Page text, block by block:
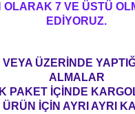
OLARAK 7 VE ÜSTÜ
EDİYORUZ.
ÜZERİNDE
ALMALAR
PAKET İÇİNDE
İÇİN AYRI AYRI